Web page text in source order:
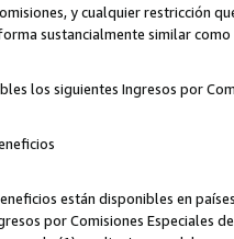
y cualquier restricción
sustancialmente similar
los siguientes Ingresos por
están disponibles en
por Comisiones Especiales